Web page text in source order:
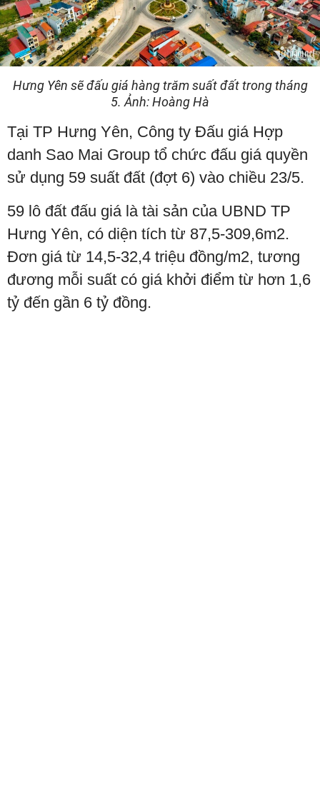
Hưng Yên sẽ đấu giá hàng trăm suất đất trong tháng
5. Ảnh: Hoàng Hà
Tại TP Hưng Yên, Công ty Đấu giá Hợp
danh Sao Mai Group tổ chức đấu giá quyền
sử dụng 59 suất đất (đợt 6) vào chiều 23/5.
59 lô đất đấu giá là tài sản của UBND TP
Hưng Yên, có diện tích từ 87,5-309,6m2.
Đơn giá từ 14,5-32,4 triệu đồng/m2, tương
đương mỗi suất có giá khởi điểm từ hơn 1,6
tỷ đến gần 6 tỷ đồng.